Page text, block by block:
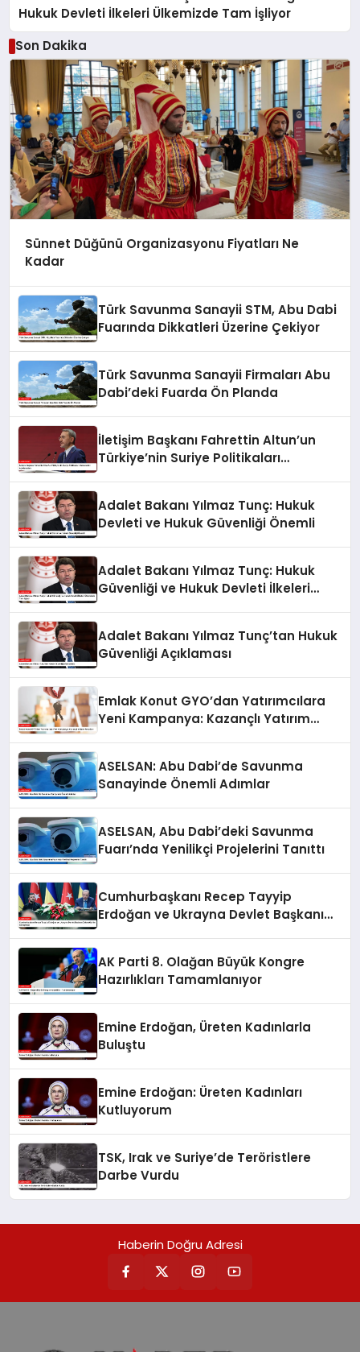
Hukuk Devleti İlkeleri Ülkemizde Tam İşliyor
Son Dakika
Sünnet Düğünü Organizasyonu Fiyatları Ne
Kadar
Türk Savunma Sanayii STM, Abu Dabi
Fuarında Dikkatleri Üzerine Çekiyor
Türk Savunma Sanayii Firmaları Abu
Dabi’deki Fuarda Ön Planda
İletişim Başkanı Fahrettin Altun’un
Türkiye’nin Suriye Politikaları
Adalet Bakanı Yılmaz Tunç: Hukuk
Devleti ve Hukuk Güvenliği Önemli
Adalet Bakanı Yılmaz Tunç: Hukuk
Güvenliği ve Hukuk Devleti İlkeleri
Adalet Bakanı Yılmaz Tunç’tan Hukuk
Güvenliği Açıklaması
Emlak Konut GYO’dan Yatırımcılara
Yeni Kampanya: Kazançlı Yatırım
ASELSAN: Abu Dabi’de Savunma
Sanayinde Önemli Adımlar
ASELSAN, Abu Dabi’deki Savunma
Fuarı’nda Yenilikçi Projelerini Tanıttı
Cumhurbaşkanı Recep Tayyip
Erdoğan ve Ukrayna Devlet Başkanı
AK Parti 8. Olağan Büyük Kongre
Hazırlıkları Tamamlanıyor
Emine Erdoğan, Üreten Kadınlarla
Buluştu
Emine Erdoğan: Üreten Kadınları
Kutluyorum
TSK, Irak ve Suriye’de Teröristlere
Darbe Vurdu
Haberin Doğru Adresi